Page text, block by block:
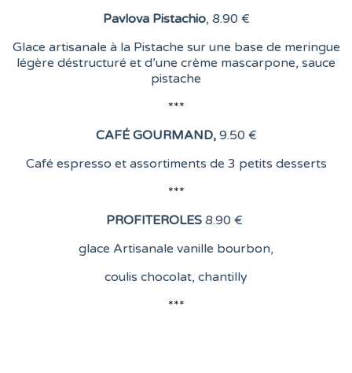
Pavlova Pistachio, 8.90 €
Glace artisanale à la Pistache sur une base de meringue
légère déstructuré et d’une crème mascarpone, sauce
pistache
***
CAFÉ GOURMAND, 9.50 €
Café espresso et assortiments de 3 petits desserts
***
PROFITEROLES 8.90 €
glace Artisanale vanille bourbon,
coulis chocolat, chantilly
***